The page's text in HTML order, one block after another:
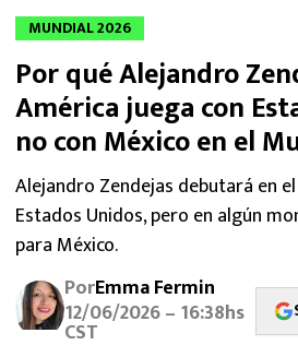
LIGA MX
RAYADOS
PUMAS
ATLANTE
SELECCIÓN MEXICANA
FUTBOL INTERNACIONAL
MEXICANOS EN EL EXTRANJERO
MUNDIAL 2026
Por qué Alejandro
América juega con
no con México en el
Alejandro Zendejas debutará en
Estados Unidos, pero en algún
para México.
PorEmma Fermin
12/06/2026 – 16:38hs
CST